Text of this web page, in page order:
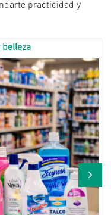
practicidad y
belleza
›